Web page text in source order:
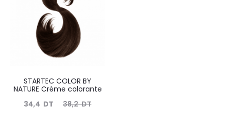
STARTEC COLOR BY
NATURE Crème colorante
38,2DT
Le
34,4 DT